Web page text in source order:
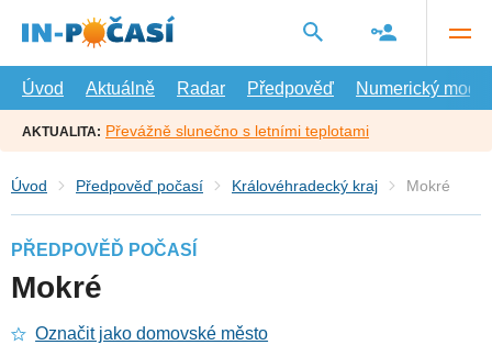
hlavní
Úvod
Aktuálně Radar Předpověď Numerický model
AKTUALITA: Převážně slunečno s letními teplotami
Úvod Předpověď počasí Královéhradecký kraj Mokré
PŘEDPOVĚĎ POČASÍ
Mokré
Označit jako domovské město